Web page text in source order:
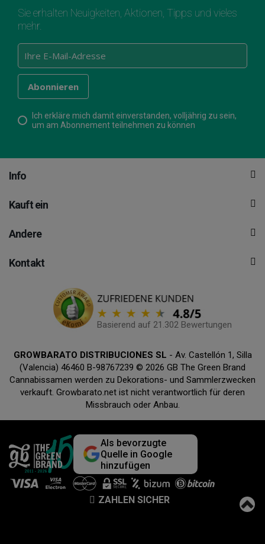
Sie erhalten Neuigkeiten, Aktionen, Tipps und vieles
mehr.
Ich erkläre mich damit einverstanden, volljährig zu sein,
um am Abonnement teilnehmen zu können
Info
Kauft ein
Andere
Kontakt
Basierend auf 21.302 Bewertungen
GROWBARATO DISTRIBUCIONES SL - Av. Castellón 1, Silla
(Valencia) 46460 B-98767239 © 2026 GB The Green Brand
Cannabissamen werden zu Dekorations- und Sammlerzwecken
verkauft. Growbarato.net ist nicht verantwortlich für deren
Missbrauch oder Anbau.
Als bevorzugte
Quelle in Google
hinzufügen
ZAHLEN SICHER